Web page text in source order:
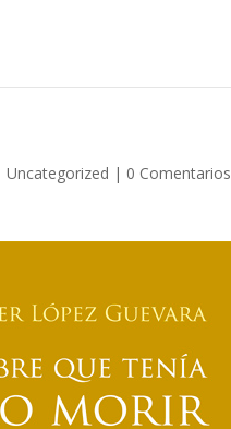
Uncategorized | 0 Comentarios